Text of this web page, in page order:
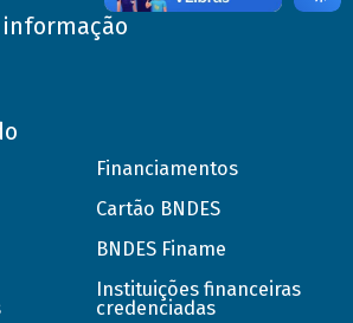
informação
Financiamentos
Cartão BNDES
BNDES Finame
Instituições financeiras
credenciadas